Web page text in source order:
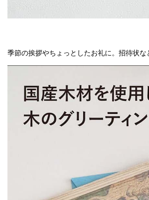
季節の挨拶やちょっとしたお礼に。招待状な